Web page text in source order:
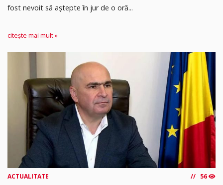
fost nevoit să aștepte în jur de o oră...
citește mai mult »
ACTUALITATE 56